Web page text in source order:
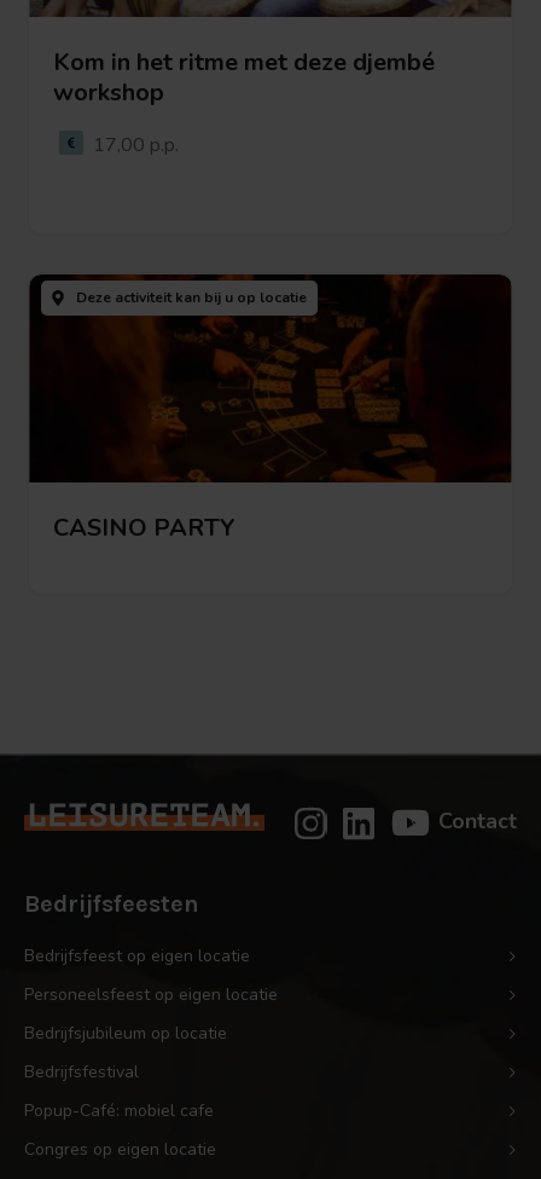
Kom in het ritme met deze djembé
workshop
17,00 p.p.
deze
activiteitDeze activiteit kan bij u op locatie
CASINO PARTY
Contact
Bedrijfsfeesten
Bedrijfsfeest op eigen locatie
Personeelsfeest op eigen locatie
Bedrijfsjubileum op locatie
Bedrijfsfestival
Popup-Café: mobiel cafe
Congres op eigen locatie